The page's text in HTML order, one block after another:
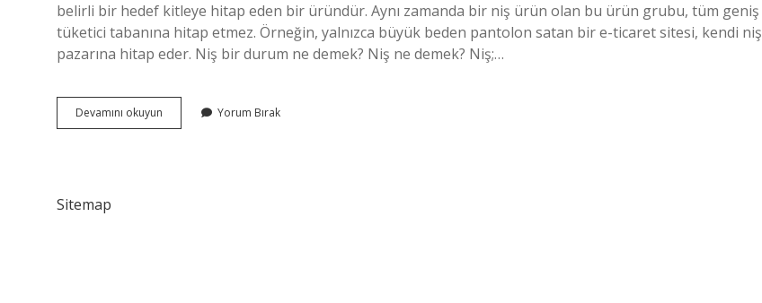
belirli bir hedef kitleye hitap eden bir üründür. Aynı zamanda bir niş ürün olan bu ürün grubu, tüm geniş
tüketici tabanına hitap etmez. Örneğin, yalnızca büyük beden pantolon satan bir e-ticaret sitesi, kendi niş
pazarına hitap eder. Niş bir durum ne demek? Niş ne demek? Niş;…
Devamını okuyun
Ne
Yorum Bırak
Sitemap